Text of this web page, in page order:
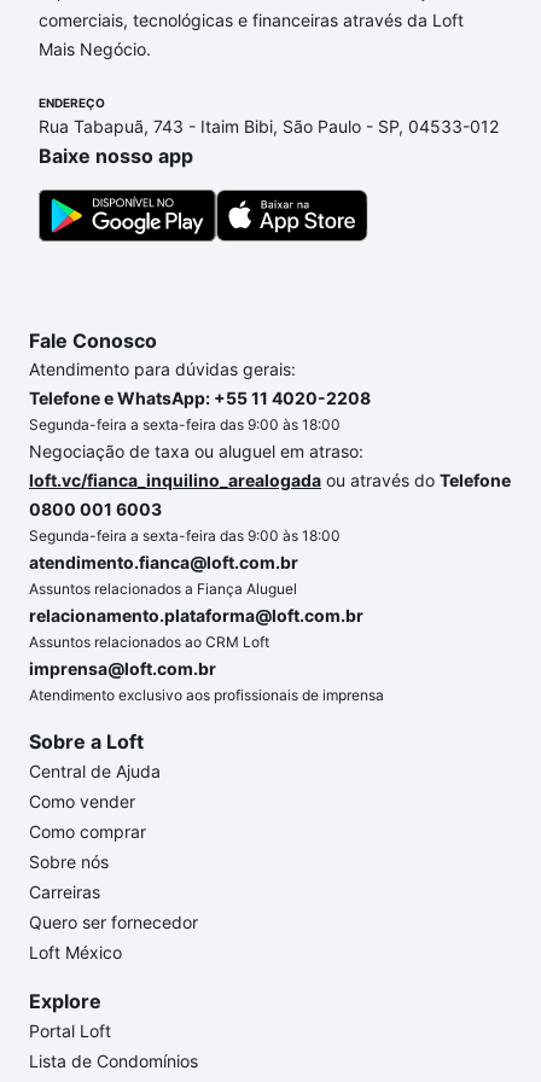
adequar ao seu orçamento. Se ainda tem alguma
dúvida dos custos envolvidos no processo de
um apartamento
o imóvel dos seus sonhos com segurança e
conforto. Loft, com você até as chaves.
comerciais, tecnológicas e financeiras através da Loft
Mais Negócio.
ENDEREÇO
Rua Tabapuã, 743 - Itaim Bibi, São Paulo - SP, 04533-012
Baixe nosso app
Fale Conosco
Atendimento para dúvidas gerais:
Telefone e WhatsApp: +55 11 4020-2208
Segunda-feira a sexta-feira das 9:00 às 18:00
Negociação de taxa ou aluguel em atraso:
loft.vc/fianca_inquilino_arealogada ou através do Telefone
0800 001 6003
Segunda-feira a sexta-feira das 9:00 às 18:00
atendimento.fianca@loft.com.br
Assuntos relacionados a Fiança Aluguel
relacionamento.plataforma@loft.com.br
Assuntos relacionados ao CRM Loft
imprensa@loft.com.br
Atendimento exclusivo aos profissionais de imprensa
Sobre a Loft
Central de Ajuda
Como vender
Como comprar
Sobre nós
Carreiras
Quero ser fornecedor
Loft México
Explore
Portal Loft
Lista de Condomínios